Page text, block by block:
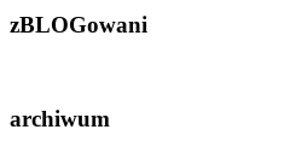
zBLOGowani
archiwum